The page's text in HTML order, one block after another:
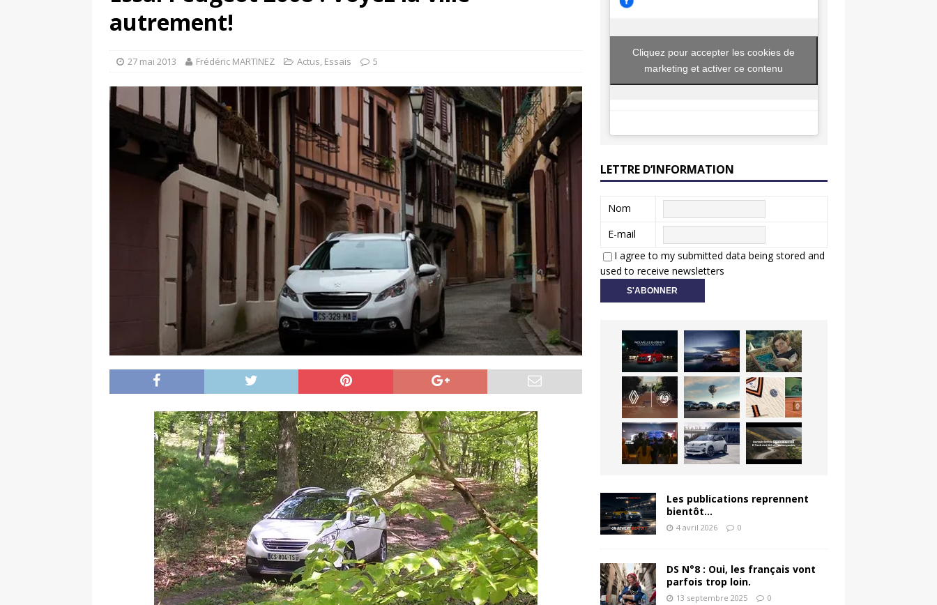
[ 4 avril 2026 ]
Les publications reprennent bientôt…
[ 13 septembre 2025 ]
autrement!
27 mai 2013 Frédéric MARTINEZ Actus, Essais 5
Cliquez pour accepter les cookies de
marketing et activer ce contenu
LETTRE D’INFORMATION
Nom
E-mail
I agree to my submitted data being stored and
used to receive newsletters
Les publications reprennent
bientôt…
4 avril 2026 0
DS N°8 : Oui, les français vont
parfois trop loin.
13 septembre 2025 0